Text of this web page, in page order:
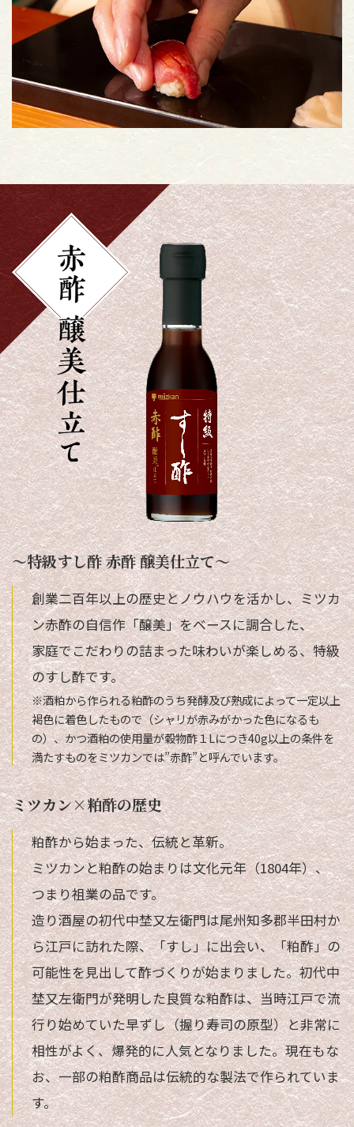
～特級すし酢 赤酢 醸美仕立て～
創業二百年以上の歴史とノウハウを活かし、ミツカ
ン赤酢の自信作「醸美」をベースに調合した、
家庭でこだわりの詰まった味わいが楽しめる、特級
のすし酢です。
※酒粕から作られる粕酢のうち発酵及び熟成によって一定以上
褐色に着色したもので（シャリが赤みがかった色になるも
の）、かつ酒粕の使用量が穀物酢１Lにつき40g以上の条件を
満たすものをミツカンでは”赤酢”と呼んでいます。
ミツカン×粕酢の歴史
粕酢から始まった、伝統と革新。
ミツカンと粕酢の始まりは文化元年（1804年）、
つまり祖業の品です。
造り酒屋の初代中埜又左衛門は尾州知多郡半田村か
ら江戸に訪れた際、「すし」に出会い、「粕酢」の
可能性を見出して酢づくりが始まりました。初代中
埜又左衛門が発明した良質な粕酢は、当時江戸で流
行り始めていた早ずし（握り寿司の原型）と非常に
相性がよく、爆発的に人気となりました。現在もな
お、一部の粕酢商品は伝統的な製法で作られていま
す。